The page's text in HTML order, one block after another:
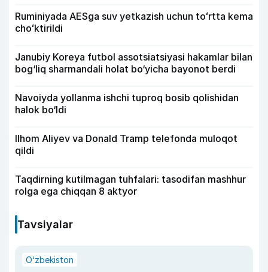
Ruminiyada AESga suv yetkazish uchun toʻrtta kema
choʻktirildi
Janubiy Koreya futbol assotsiatsiyasi hakamlar bilan
bog‘liq sharmandali holat bo‘yicha bayonot berdi
Navoiyda yollanma ishchi tuproq bosib qolishidan
halok bo‘ldi
Ilhom Aliyev va Donald Tramp telefonda muloqot
qildi
Taqdirning kutilmagan tuhfalari: tasodifan mashhur
rolga ega chiqqan 8 aktyor
Tavsiyalar
O‘zbekiston